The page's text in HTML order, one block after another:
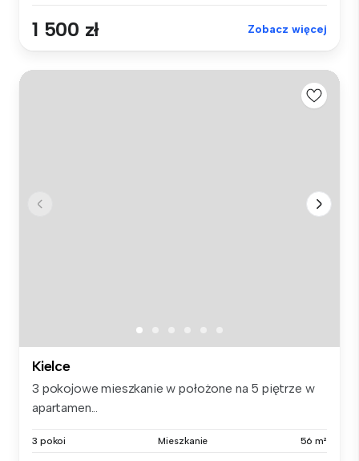
1 500 zł Zobacz więcej
Kielce
3 pokojowe mieszkanie w położone na 5 piętrze w
apartamen...
3 pokoi Mieszkanie 56 m²